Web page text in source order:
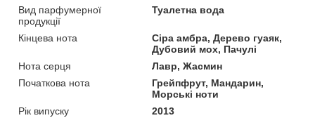
Вид парфумерної
продукції
Туалетна вода
Кінцева нота
Сіра амбра, Дерево гуаяк,
Дубовий мох, Пачулі
Нота серця
Лавр, Жасмин
Початкова нота
Грейпфрут, Мандарин,
Морські ноти
Рік випуску
2013